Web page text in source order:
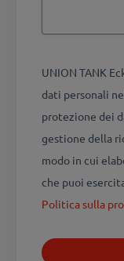
UNION TANK
dati personali
protezione dei
gestione della
modo in cui
che puoi
Politica sulla